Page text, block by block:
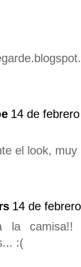
14 de
el look,
14 de
la
:(